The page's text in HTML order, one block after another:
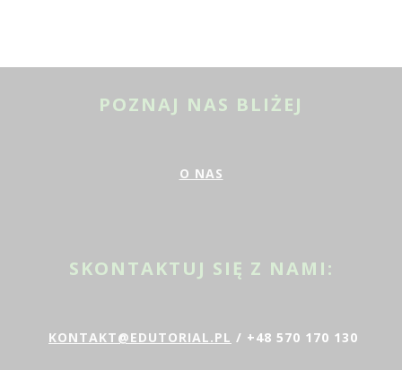
POZNAJ NAS BLIŻEJ
O NAS
SKONTAKTUJ SIĘ Z NAMI:
KONTAKT@EDUTORIAL.PL / +48 570 170 130